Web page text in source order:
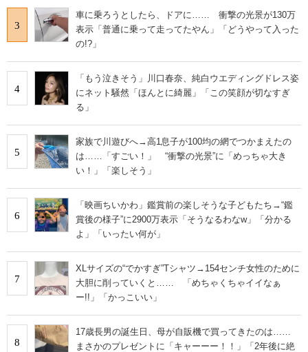
3
車に乗ろうとしたら、ドアに…… 衝撃の光景が130万
表示「普通に乗って走ってたやん」「どうやって入った
の!?」
4
「もう泣きそう」川口春奈、純白ウエディングドレス姿
にネット騒然「ほんとに綺麗」「この笑顔が切なすぎ
る」
5
家族で川遊びへ→高1息子が100均の網でつかまえたの
は……「すごい！」 “衝撃の光景”に「めっちゃ大き
い！」「楽しそう」
6
「映画ちいかわ」鑑賞前の楽しそうな子どもたち→“鑑
賞後の様子”に2900万表示「そうなるわなw」「分かる
よ」「いったい何が」
7
XLサイズの“でかすぎ”Tシャツ→154センチ女性のために
大胆に削っていくと…… 「めちゃくちゃイイなぁ
ー!!」「かっこいい」
8
17歳長男の誕生日、母が自販機で買ってきたのは……
まさかのプレゼントに「キャーーー！！」「2年後に絶